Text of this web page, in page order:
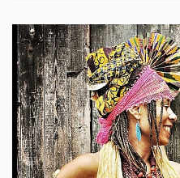
Plus d'information sur